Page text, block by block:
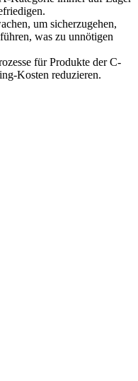
um sicherzugehen,
was zu unnötigen
für Produkte der C-
Kosten reduzieren.